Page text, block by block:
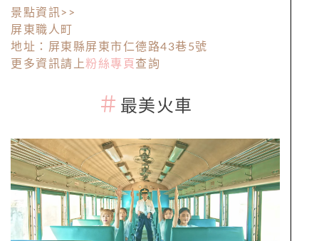
景點資訊>>
屏東職人町
地址：屏東縣屏東市仁德路43巷5號
更多資訊請上粉絲專頁 查詢
＃ 最美火車